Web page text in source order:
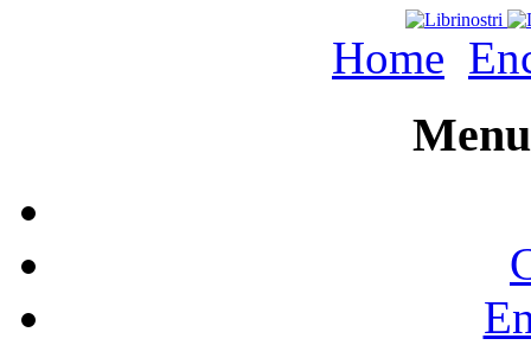
Home